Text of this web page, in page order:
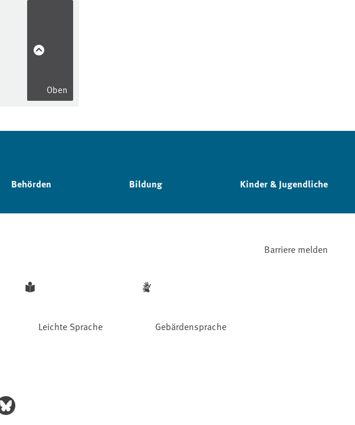
Oben
Behörden Bildung Kinder & Jugendliche
Leichte Sprache Gebärdensprache
Barriere melden